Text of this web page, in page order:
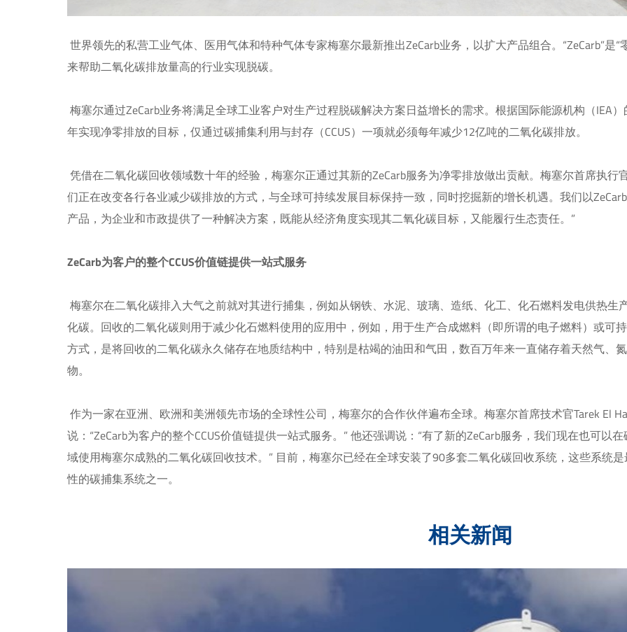
世界领先的私营工业气体、医用气体和特种气体专家梅塞尔最新推出ZeCarb业务，以扩大产品组合。“ZeCarb”是“
来帮助二氧化碳排放量高的行业实现脱碳。
梅塞尔通过ZeCarb业务将满足全球工业客户对生产过程脱碳解决方案日益增长的需求。根据国际能源机构（IEA
年实现净零排放的目标，仅通过碳捕集利用与封存（CCUS）一项就必须每年减少12亿吨的二氧化碳排放。
凭借在二氧化碳回收领域数十年的经验，梅塞尔正通过其新的ZeCarb服务为净零排放做出贡献。梅塞尔首席执行
们正在改变各行各业减少碳排放的方式，与全球可持续发展目标保持一致，同时挖掘新的增长机遇。我们以
产品，为企业和市政提供了一种解决方案，既能从经济角度实现其二氧化碳目标，又能履行生态责任。”
ZeCarb为客户的整个CCUS价值链提供一站式服务
梅塞尔在二氧化碳排入大气之前就对其进行捕集，例如从钢铁、水泥、玻璃、造纸、化工、化石燃料发电供热生
化碳。回收的二氧化碳则用于减少化石燃料使用的应用中，例如，用于生产合成燃料（即所谓的电子燃料）或可
方式，是将回收的二氧化碳永久储存在地质结构中，特别是枯竭的油田和气田，数百万年来一直储存着天然气、
物。
作为一家在亚洲、欧洲和美洲领先市场的全球性公司，梅塞尔的合作伙伴遍布全球。梅塞尔首席技术官Tarek El
说：“ZeCarb为客户的整个CCUS价值链提供一站式服务。” 他还强调说：“有了新的ZeCarb服务，我们现在也可以
域使用梅塞尔成熟的二氧化碳回收技术。” 目前，梅塞尔已经在全球安装了90多套二氧化碳回收系统，这些系统
性的碳捕集系统之一。
相关新闻